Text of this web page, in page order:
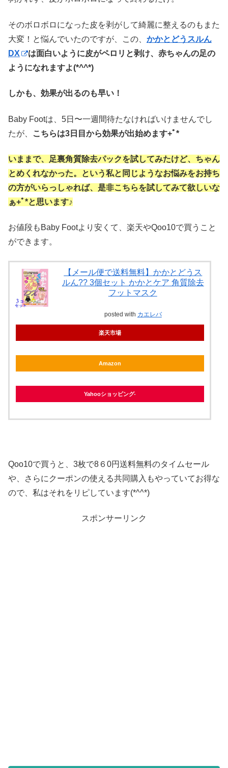
そのボロボロになった皮を剥がして綺麗に整えるのもまた
大変！と悩んでいたのですが、この、 かかとどうスルん
DX
は面白いように皮がペロリと剥け、赤ちゃんの足の
ようになれますよ(*^^*)
しかも、効果が出るのも早い！
Baby Footは、5日〜一週間待たなければいけませんでし
たが、
こちらは3日目から効果が出始めます+ﾟ*
いままで、足裏角質除去パックを試してみたけど、ちゃん
とめくれなかった。という私と同じようなお悩みをお持ち
の方がいらっしゃれば、是非こちらを試してみて欲しいな
ぁ+ﾟ*と思います♪
お値段もBaby Footより安くて、楽天やQoo10で買うこと
ができます。
【メール便で送料無料】かかとどうス
ルん?? 3個セット かかとケア 角質除去
フットマスク
posted with カエレバ
楽天市場
Amazon
Yahooショッピング
Qoo10で買うと、3枚で8６0円送料無料のタイムセール
や、さらにクーポンの使える共同購入もやっていてお得な
ので、私はそれをリピしています(*^^*)
スポンサーリンク